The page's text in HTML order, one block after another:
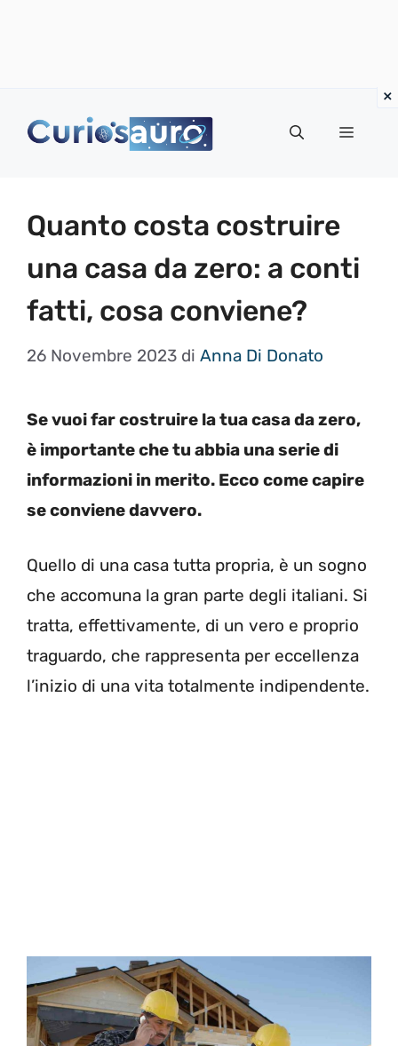
Menu
Quanto costa costruire
una casa da zero: a conti
fatti, cosa conviene?
26 Novembre 2023 di Anna Di Donato
Se vuoi far costruire la tua casa da zero,
è importante che tu abbia una serie di
informazioni in merito. Ecco come capire
se conviene davvero.
Quello di una casa tutta propria, è un sogno
che accomuna la gran parte degli italiani. Si
tratta, effettivamente, di un vero e proprio
traguardo, che rappresenta per eccellenza
l’inizio di una vita totalmente indipendente.